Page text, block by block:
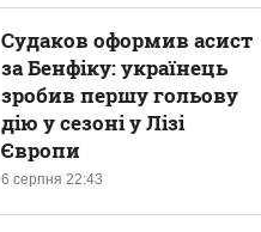
6 серпня 22:43
Судаков оформив асист
за Бенфіку: українець
зробив першу гольову
дію у сезоні у Лізі
Європи